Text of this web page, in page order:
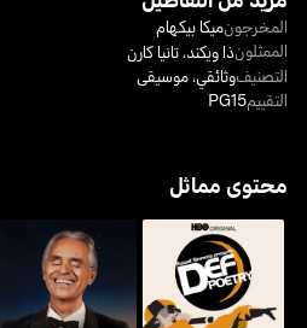
المخرجونميكا بيكهام
الممثلونذا ويكند،تانيا كارن
التصنيفوثائقي،موسيقى
التقييمPG15
محتوى مماثل
أندريا بوتشيلي 30: ذا